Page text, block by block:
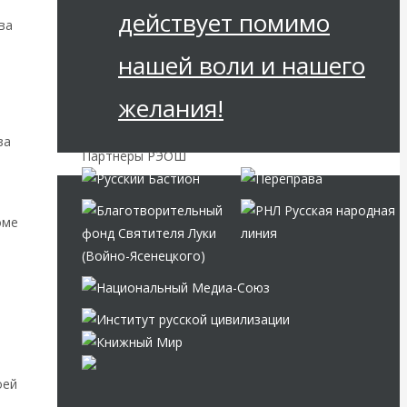
действует помимо
нашей воли и нашего
желания!
Партнёры РЭОШ